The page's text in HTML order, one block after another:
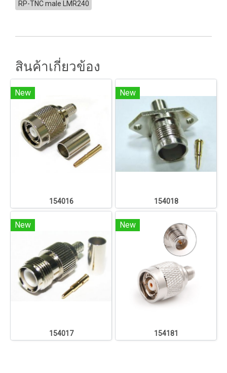
RP-TNC male LMR240
สินค้าเกี่ยวข้อง
New
154016
New
154018
New
154017
New
154181